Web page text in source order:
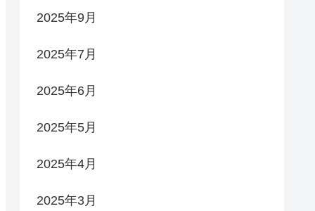
2025年9月
2025年7月
2025年6月
2025年5月
2025年4月
2025年3月